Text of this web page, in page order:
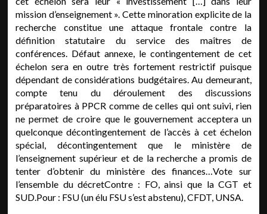
mission d’enseignement ». Cette minoration explicite de la
recherche constitue une attaque frontale contre la
définition statutaire du service des maîtres de
conférences. Défaut annexe, le contingentement de cet
échelon sera en outre très fortement restrictif puisque
dépendant de considérations budgétaires. Au demeurant,
compte tenu du déroulement des discussions
préparatoires à PPCR comme de celles qui ont suivi, rien
ne permet de croire que le gouvernement acceptera un
quelconque décontingentement de l’accès à cet échelon
spécial, décontingentement que le ministère de
l’enseignement supérieur et de la recherche a promis de
tenter d’obtenir du ministère des finances…Vote sur
l’ensemble du décretContre : FO, ainsi que la CGT et
SUD.Pour : FSU (un élu FSU s’est abstenu), CFDT, UNSA.